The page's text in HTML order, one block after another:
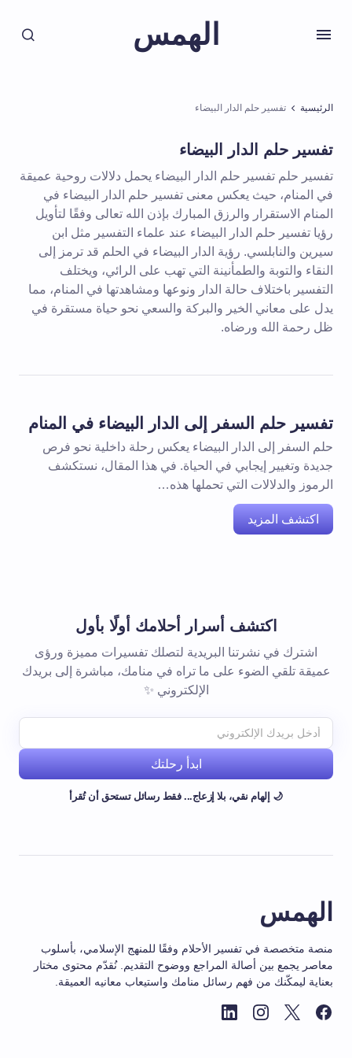
الهمس
الرئيسية تفسير حلم الدار البيضاء
تفسير حلم الدار البيضاء
تفسير حلم تفسير حلم الدار البيضاء يحمل دلالات روحية عميقة
في المنام، حيث يعكس معنى تفسير حلم الدار البيضاء في
المنام الاستقرار والرزق المبارك بإذن الله تعالى وفقًا لتأويل
رؤيا تفسير حلم الدار البيضاء عند علماء التفسير مثل ابن
سيرين والنابلسي. رؤية الدار البيضاء في الحلم قد ترمز إلى
النقاء والتوبة والطمأنينة التي تهب على الرائي، ويختلف
التفسير باختلاف حالة الدار ونوعها ومشاهدتها في المنام، مما
يدل على معاني الخير والبركة والسعي نحو حياة مستقرة في
ظل رحمة الله ورضاه.
تفسير حلم السفر إلى الدار البيضاء في المنام
حلم السفر إلى الدار البيضاء يعكس رحلة داخلية نحو فرص
جديدة وتغيير إيجابي في الحياة. في هذا المقال، نستكشف
الرموز والدلالات التي تحملها هذه…
اكتشف المزيد
اكتشف أسرار أحلامك أولًا بأول
اشترك في نشرتنا البريدية لتصلك تفسيرات مميزة ورؤى
عميقة تلقي الضوء على ما تراه في منامك، مباشرة إلى بريدك
الإلكتروني ✨
ابدأ رحلتك
🌙 إلهام نقي، بلا إزعاج... فقط رسائل تستحق أن تُقرأ
الهمس
منصة متخصصة في تفسير الأحلام وفقًا للمنهج الإسلامي، بأسلوب
معاصر يجمع بين أصالة المراجع ووضوح التقديم. نُقدّم محتوى مختار
بعناية ليمكّنك من فهم رسائل منامك واستيعاب معانيه العميقة.